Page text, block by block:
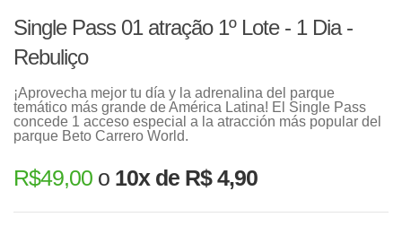
Single Pass 01 atração 1º Lote - 1 Dia -
Rebuliço
¡Aprovecha mejor tu día y la adrenalina del parque
temático más grande de América Latina! El Single Pass
concede 1 acceso especial a la atracción más popular del
parque Beto Carrero World.
R$49,00 o 10x de R$ 4,90